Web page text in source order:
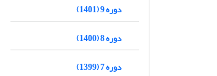
دوره 9 (1401)
دوره 8 (1400)
دوره 7 (1399)